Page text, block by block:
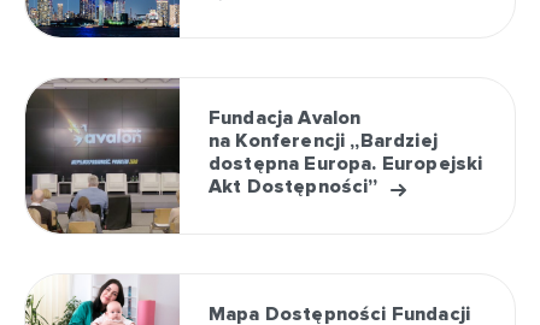
Fundacja Avalon
na Konferencji „Bardziej
dostępna Europa. Europejski
Akt Dostępności”
Mapa Dostępności Fundacji